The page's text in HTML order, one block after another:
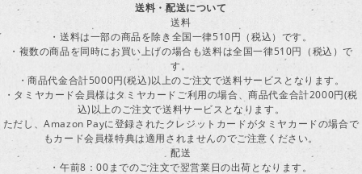
送料・配送について
送料
・送料は一部の商品を除き全国一律510円（税込）です。
・複数の商品を同時にお買い上げの場合も送料は全国一律510円（税込）で
す。
・商品代金合計5000円(税込)以上のご注文で送料サービスとなります。
・タミヤカード会員様はタミヤカードご利用の場合、商品代金合計2000円(税
込)以上のご注文で送料サービスとなります。
ただし、Amazon Payに登録されたクレジットカードがタミヤカードの場合で
もカード会員様特典は適用されませんのでご注意ください。
配送
・午前8：00までのご注文で翌営業日の出荷となります。